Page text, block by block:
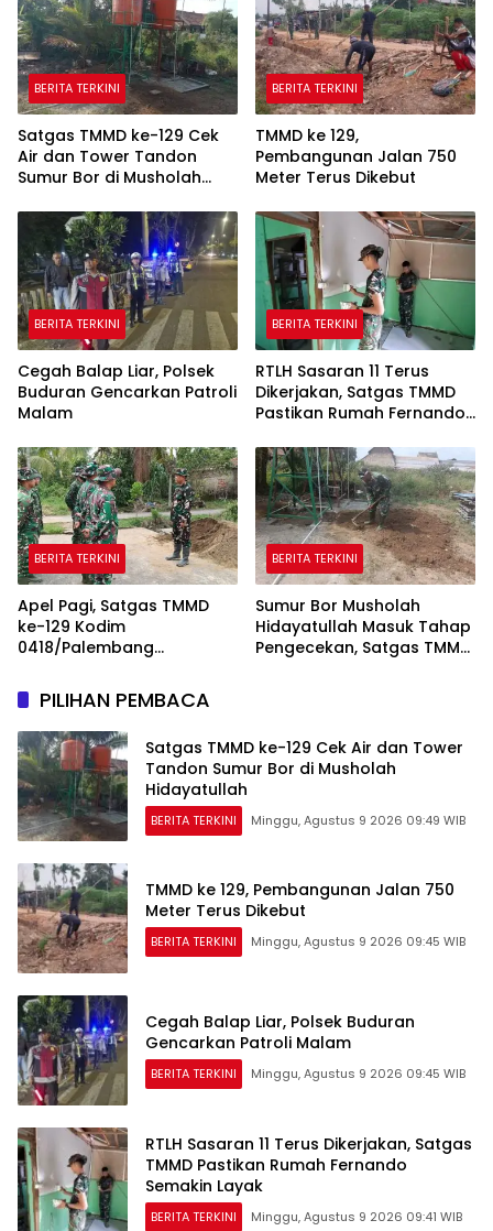
BERITA TERKINI
Satgas TMMD ke-129 Cek
Air dan Tower Tandon
Sumur Bor di Musholah
BERITA TERKINI
TMMD ke 129,
Pembangunan Jalan 750
Meter Terus Dikebut
BERITA TERKINI
Cegah Balap Liar, Polsek
Buduran Gencarkan Patroli
Malam
BERITA TERKINI
RTLH Sasaran 11 Terus
Dikerjakan, Satgas TMMD
Pastikan Rumah Fernando
BERITA TERKINI
Apel Pagi, Satgas TMMD
ke-129 Kodim
0418/Palembang
Sebelum Bertugas
BERITA TERKINI
Sumur Bor Musholah
Hidayatullah Masuk Tahap
Pengecekan, Satgas TMMD
PILIHAN PEMBACA
Satgas TMMD ke-129 Cek Air dan Tower
Tandon Sumur Bor di Musholah
Hidayatullah
BERITA TERKINI Minggu, Agustus 9 2026 09:49 WIB
TMMD ke 129, Pembangunan Jalan 750
Meter Terus Dikebut
BERITA TERKINI Minggu, Agustus 9 2026 09:45 WIB
Cegah Balap Liar, Polsek Buduran
Gencarkan Patroli Malam
BERITA TERKINI Minggu, Agustus 9 2026 09:45 WIB
RTLH Sasaran 11 Terus Dikerjakan, Satgas
TMMD Pastikan Rumah Fernando
Semakin Layak
BERITA TERKINI Minggu, Agustus 9 2026 09:41 WIB